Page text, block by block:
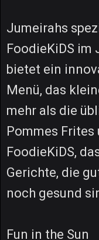
Jumeirahs
FoodieKiDS im
bietet ein
Menü, das
mehr als die
Pommes
FoodieKiDS,
Gerichte, die
noch gesund
Fun in the Sun